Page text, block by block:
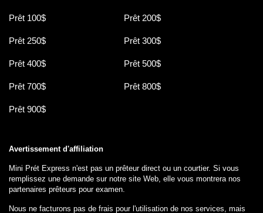
Prêt 100$ Prêt 200$
Prêt 250$ Prêt 300$
Prêt 400$ Prêt 500$
Prêt 700$ Prêt 800$
Prêt 900$
Avertissement d'affiliation
Mini Prét Express n'est pas un prêteur direct ou un courtier. Si vous
remplissez une demande sur notre site Web, elle vous montrera nos
partenaires prêteurs pour examen.
Nous ne facturons pas de frais pour l'utilisation de nos services, mais